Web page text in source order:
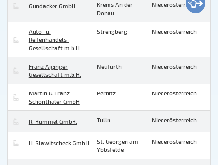
Gundacker GmbH
Krems An der
Donau
Niederösterreich
Auto- u.
Reifenhandels-
Gesellschaft m.b.H.
Strengberg Niederösterreich
Franz Aiginger
Gesellschaft m.b.H.
Neufurth Niederösterreich
Martin & Franz
Schönthaler GmbH
Pernitz Niederösterreich
R. Hummel GmbH. Tulln Niederösterreich
H. Slawitscheck GmbH
St. Georgen am
Ybbsfelde
Niederösterreich